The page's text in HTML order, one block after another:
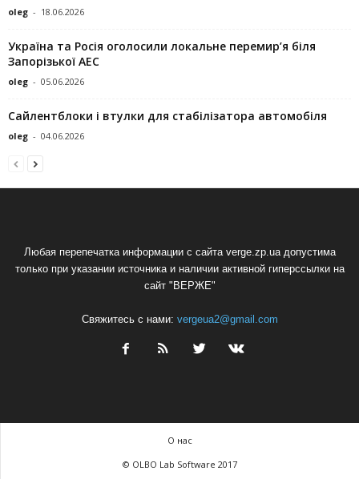
oleg - 18.06.2026
Україна та Росія оголосили локальне перемир’я біля
Запорізької АЕС
oleg - 05.06.2026
Сайлентблоки і втулки для стабілізатора автомобіля
oleg - 04.06.2026
Любая перепечатка информации с сайта verge.zp.ua допустима
только при указании источника и наличии активной гиперссылки на
сайт "ВЕРЖЕ"
Свяжитесь с нами: vergeua2@gmail.com
О нас
© OLBO Lab Software 2017